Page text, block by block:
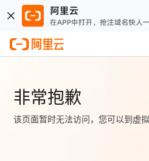
非常抱歉
该页面暂时无法访问，您可以到虚